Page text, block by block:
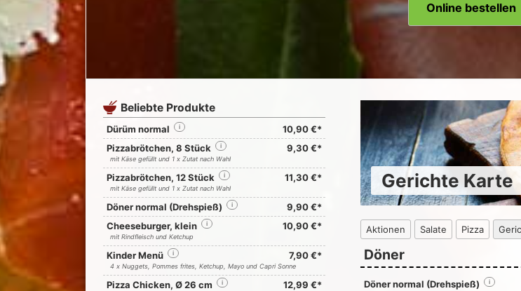
Online bestellen
Beliebte Produkte
Dürüm normal i
10,90 €*
Pizzabrötchen, 8 Stück
i 9,30 €*
mit Käse gefüllt und 1 x Zutat nach Wahl
Pizzabrötchen, 12 Stück i 11,30 €*
mit Käse gefüllt und 1 x Zutat nach Wahl
Döner normal (Drehspieß) i
9,90 €*
Cheeseburger, klein
i 10,90 €*
mit Rindfleisch und Ketchup
Kinder Menü i 7,90 €*
4 x Nuggets, Pommes frites, Ketchup, Mayo und Capri Sonne
Pizza Chicken, Ø 26 cm i 12,99 €*
Gerichte Karte
Aktionen Salate Pizza
Döner
Döner normal (Drehspieß) i